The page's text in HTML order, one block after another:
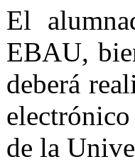
El
EBAU,
deberá
de la